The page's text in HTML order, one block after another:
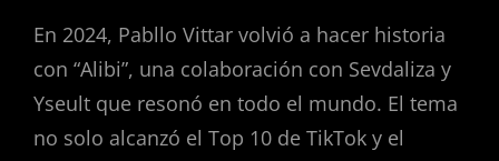
En 2024, Pabllo Vittar volvió a hacer historia
con “Alibi”, una colaboración con Sevdaliza y
Yseult que resonó en todo el mundo. El tema
no solo alcanzó el Top 10 de TikTok y el